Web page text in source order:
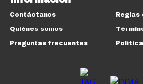
Contáctanos
Quiénes somos
Preguntas frecuentes
Reglas